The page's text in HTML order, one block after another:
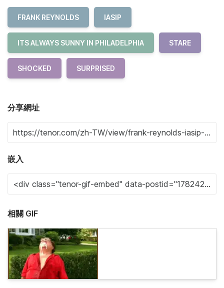
FRANK REYNOLDS IASIP
ITS ALWAYS SUNNY IN PHILADELPHIA STARE
SHOCKED SURPRISED
分享網址
嵌入
相關 GIF